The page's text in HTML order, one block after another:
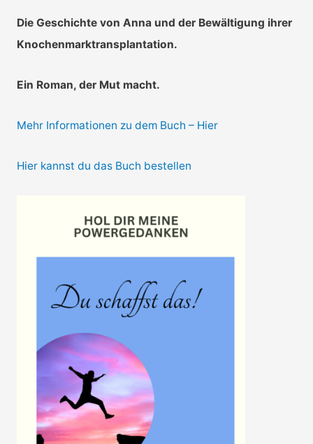
Die Geschichte von Anna und der Bewältigung ihrer
Knochenmarktransplantation.
Ein Roman, der Mut macht.
Mehr Informationen zu dem Buch – Hier
Hier kannst du das Buch bestellen